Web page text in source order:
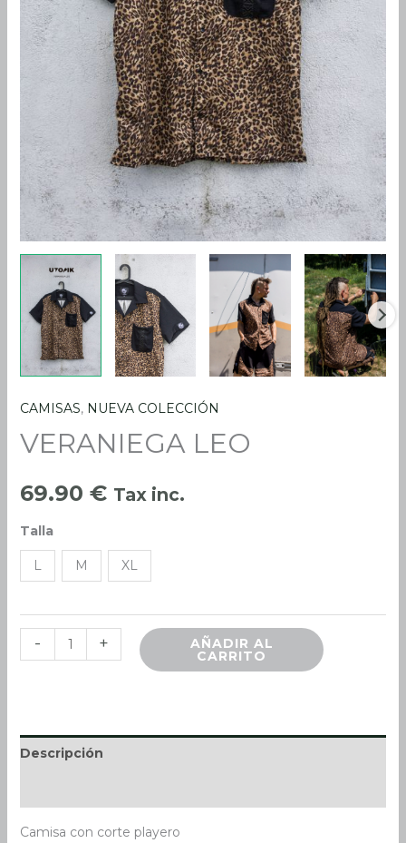
CAMISAS, NUEVA COLECCIÓN
VERANIEGA LEO
69.90 € Tax inc.
Talla
L M XL
-
VERANIEGA
LEO
+ AÑADIR AL
CARRITO
Descripción
Camisa con corte playero